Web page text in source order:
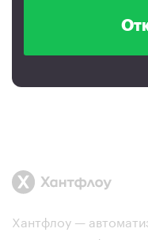
Хантфлоу —